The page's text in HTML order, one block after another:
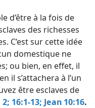
d’être à la fois de
des richesses
C’est sur cette idée
domestique ne
ou bien, en effet, il
il s’attachera à l’un
être esclaves de
2; 16:1-13; Jean 10:16.